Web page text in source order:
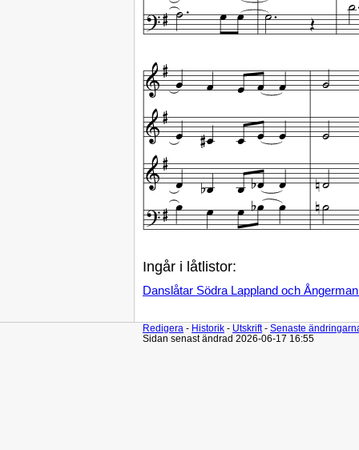
Ingår i låtlistor:
Danslåtar Södra Lappland och
Redigera - Historik - Utskrift- Senaste
Sidan senast ändrad 2026-06-17 16:55